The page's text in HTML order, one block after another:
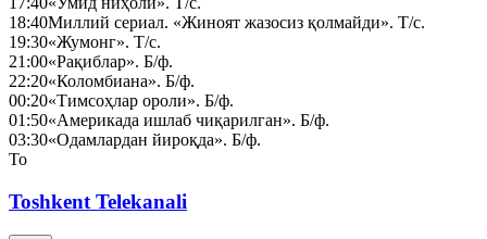
18:40Миллий сериал. «Жиноят жазосиз қолмайди». Т/с.
19:30«Жумонг». Т/с.
21:00«Рақиблар». Б/ф.
22:20«Коломбиана». Б/ф.
00:20«Тимсоҳлар ороли». Б/ф.
01:50«Америкада ишлаб чиқарилган». Б/ф.
03:30«Одамлардан йироқда». Б/ф.
To
Toshkent Telekanali